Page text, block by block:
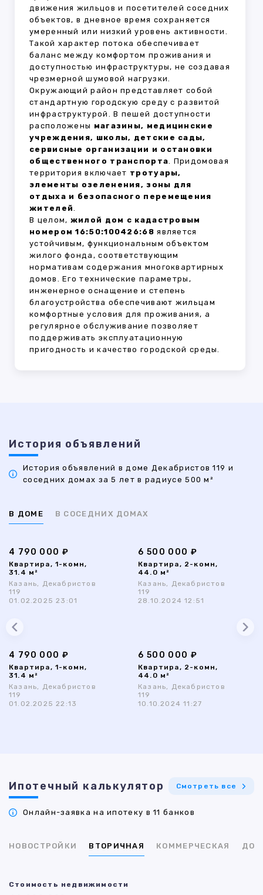
движения жильцов и посетителей соседних
объектов, в дневное время сохраняется
умеренный или низкий уровень активности.
Такой характер потока обеспечивает
баланс между комфортом проживания и
доступностью инфраструктуры, не создавая
чрезмерной шумовой нагрузки.
Окружающий район представляет собой
стандартную городскую среду с развитой
инфраструктурой. В пешей доступности
расположены магазины, медицинские
учреждения, школы, детские сады,
сервисные организации и остановки
общественного транспорта. Придомовая
территория включает тротуары,
элементы озеленения, зоны для
отдыха и безопасного перемещения
жителей.
В целом, жилой дом с кадастровым
номером 16:50:100426:68 является
устойчивым, функциональным объектом
жилого фонда, соответствующим
нормативам содержания многоквартирных
домов. Его технические параметры,
инженерное оснащение и степень
благоустройства обеспечивают жильцам
комфортные условия для проживания, а
регулярное обслуживание позволяет
поддерживать эксплуатационную
пригодность и качество городской среды.
История объявлений
История объявлений в доме Декабристов 119 и
соседних домах за 5 лет в радиусе 500 м²
В ДОМЕ В СОСЕДНИХ ДОМАХ
4 790 000 ₽
Квартира, 1-комн,
31.4 м²
Казань, Декабристов
119
01.02.2025 23:01
6 500 000 ₽
Квартира, 2-комн,
44.0 м²
Казань, Декабристов
119
28.10.2024 12:51
4 790 000 ₽
Квартира, 1-комн,
31.4 м²
Казань, Декабристов
119
01.02.2025 22:13
6 500 000 ₽
Квартира, 2-комн,
44.0 м²
Казань, Декабристов
119
10.10.2024 11:27
Ипотечный калькулятор Смотреть все
Онлайн-заявка на ипотеку в 11 банков
НОВОСТРОЙКИ ВТОРИЧНАЯ КОММЕРЧЕСКАЯ ДОМ
Стоимость недвижимости